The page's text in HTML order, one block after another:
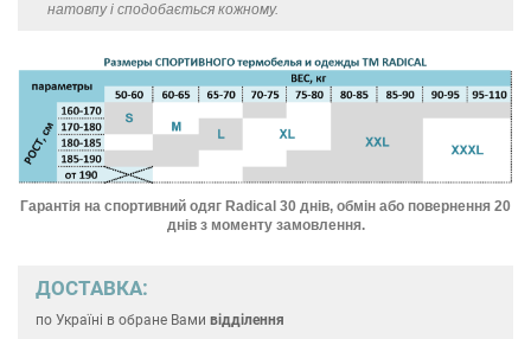
натовпу і сподобається кожному.
Гарантія на спортивний одяг Radical 30 днів, обмін або повернення 20
днів з моменту замовлення.
ДОСТАВКА:
по Україні в обране Вами відділення